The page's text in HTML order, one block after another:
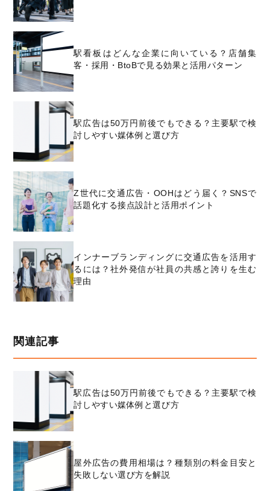
駅看板はどんな企業に向いている？店舗集
客・採用・BtoBで見る効果と活用パターン
駅広告は50万円前後でもできる？主要駅で検
討しやすい媒体例と選び方
Z世代に交通広告・OOHはどう届く？SNSで
話題化する接点設計と活用ポイント
インナーブランディングに交通広告を活用す
るには？社外発信が社員の共感と誇りを生む
理由
関連記事
駅広告は50万円前後でもできる？主要駅で検
討しやすい媒体例と選び方
屋外広告の費用相場は？種類別の料金目安と
失敗しない選び方を解説